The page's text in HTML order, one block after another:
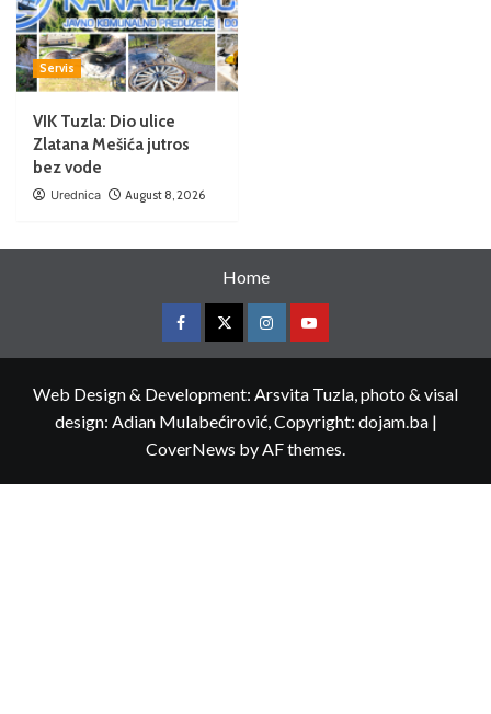
Servis
VIK Tuzla: Dio ulice
Zlatana Mešića jutros
bez vode
Urednica August 8, 2026
Home
Web Design & Development: Arsvita Tuzla, photo & visal
design: Adian Mulabećirović, Copyright: dojam.ba |
CoverNews by AF themes.